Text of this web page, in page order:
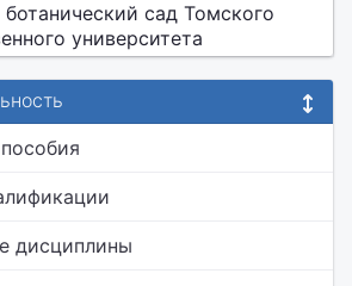
сад Томского
университета
дисциплины